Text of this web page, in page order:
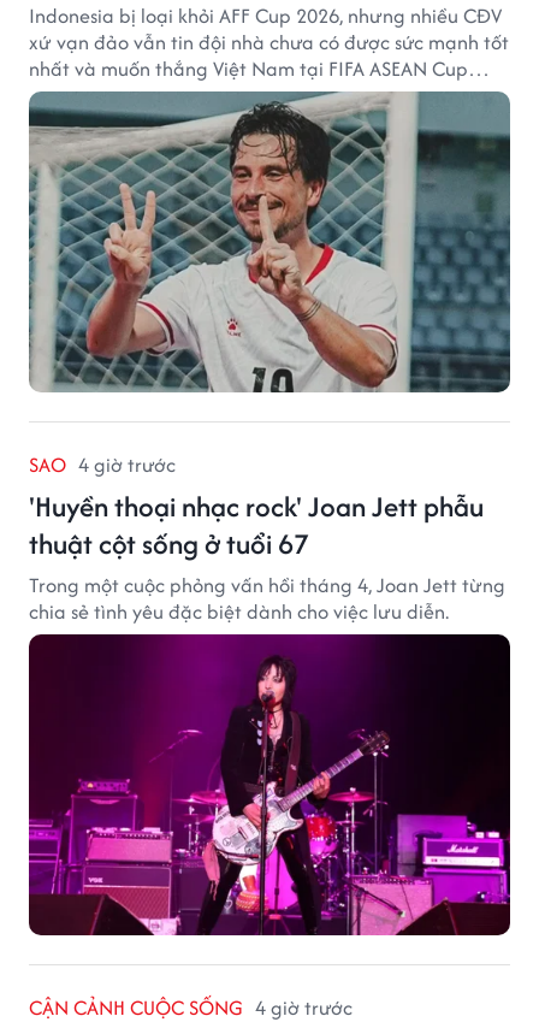
Indonesia bị loại khỏi AFF Cup 2026, nhưng nhiều CĐV
xứ vạn đảo vẫn tin đội nhà chưa có được sức mạnh tốt
nhất và muốn thắng Việt Nam tại FIFA ASEAN Cup
2026.
SAO 4 giờ trước
'Huyền thoại nhạc rock' Joan Jett phẫu
thuật cột sống ở tuổi 67
Trong một cuộc phỏng vấn hồi tháng 4, Joan Jett từng
chia sẻ tình yêu đặc biệt dành cho việc lưu diễn.
CẬN CẢNH CUỘC SỐNG 4 giờ trước